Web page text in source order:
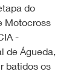
do
Motocross
-
de Águeda,
batidos os